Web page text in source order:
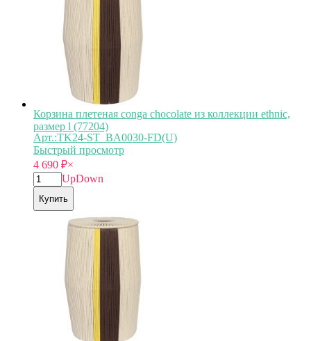
Корзина плетеная conga chocolate из коллекции ethnic,
размер l (77204)
Арт.:TK24-ST_BA0030-FD(U)
Быстрый просмотр
4 690 ₽×
UpDown
Купить